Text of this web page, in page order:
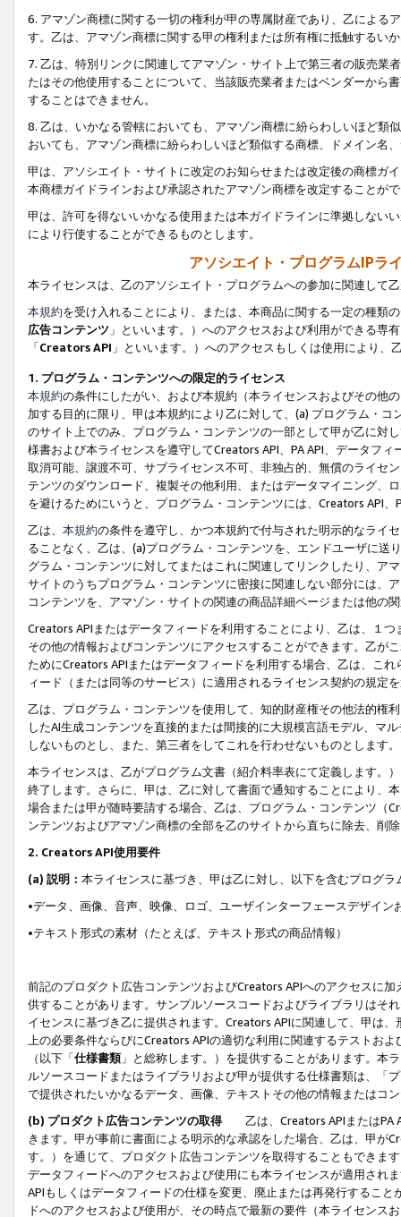
6. アマゾン商標に関する一切の権利が甲の専属財産であり、乙による
す。乙は、アマゾン商標に関する甲の権利または所有権に抵触するい
7. 乙は、特別リンクに関連してアマゾン・サイト上で第三者の販売
たはその他使用することについて、当該販売業者またはベンダーから
することはできません。
8. 乙は、いかなる管轄においても、アマゾン商標に紛らわしいほど類
おいても、アマゾン商標に紛らわしいほど類似する商標、ドメイン名
甲は、アソシエイト・サイトに改定のお知らせまたは改定後の商標ガ
本商標ガイドラインおよび承認されたアマゾン商標を改定することが
甲は、許可を得ないいかなる使用または本ガイドラインに準拠しない
により行使することができるものとします。
アソシエイト・プログラムIPラ
本ライセンスは、乙のアソシエイト・プログラムへの参加に関連して
本規約を受け入れることにより、または、本商品に関する一定の種類
広告コンテンツ 」といいます。）へのアクセスおよび利用ができる専
「Creators API 」といいます。）へのアクセスもしくは使用により
1. プログラム・コンテンツへの限定的ライセンス
本規約の条件にしたがい、および本規約（本ライセンスおよびその他
加する目的に限り、甲は本規約により乙に対して、(a) プログラム・
のサイト上でのみ、プログラム・コンテンツの一部として甲が乙に対
様書および本ライセンスを遵守してCreators API、PA API、データフ
取消可能、譲渡不可、サブライセンス不可、非独占的、無償のライセ
テンツのダウンロード、複製その他利用、またはデータマイニング、
を避けるためにいうと、プログラム・コンテンツには、Creators API
乙は、 本規約の条件を遵守し、かつ本規約で付与された明示的なライ
ることなく、乙は、(a)プログラム・コンテンツを、エンドユーザに
グラム・コンテンツに対してまたはこれに関連してリンクしたり、ア
サイトのうちプログラム・コンテンツに密接に関連しない部分には、
コンテンツを、アマゾン・サイトの関連の商品詳細ページまたは他の
Creators APIまたはデータフィードを利用することにより、乙は、１
その他の情報およびコンテンツにアクセスすることができます。乙が
ためにCreators APIまたはデータフィードを利用する場合、乙は、こ
ィード（または同等のサービス）に適用されるライセンス契約の規定
乙は、プログラム・コンテンツを使用して、知的財産権その他法的権
したAI生成コンテンツを直接的または間接的に大規模言語モデル、マ
しないものとし、また、第三者をしてこれを行わせないものとします。
本ライセンスは、乙がプログラム文書（紹介料率表にて定義します。
終了します。さらに、甲は、乙に対して書面で通知することにより、
場合または甲が随時要請する場合、乙は、プログラム・コンテンツ（
ンテンツおよびアマゾン商標の全部を乙のサイトから直ちに除去、削
2. Creators API使用要件
(a) 説明： 本ライセンスに基づき、甲は乙に対し、以下を含むプログ
•データ、画像、音声、映像、ロゴ、ユーザインターフェースデザイ
•テキスト形式の素材（たとえば、テキスト形式の商品情報）
前記のプロダクト広告コンテンツおよびCreators APIへのアクセスに
供することがあります。サンプルソースコードおよびライブラリはそ
イセンスに基づき乙に提供されます。Creators APIに関連して、甲は
上の必要条件ならびにCreators APIの適切な利用に関連するテストお
（以下「仕様書類」と総称します。）を提供することがあります。本
ルソースコードまたはライブラリおよび甲が提供する仕様書類は、「
で提供されたいかなるデータ、画像、テキストその他の情報またはコ
(b) プロダクト広告コンテンツの取得
乙は、Creators APIまたはPA
きます。甲が事前に書面による明示的な承認をした場合、乙は、甲が
す。）を通じて、プロダクト広告コンテンツを取得することもできま
データフィードへのアクセスおよび使用にも本ライセンスが適用され
APIもしくはデータフィードの仕様を変更、廃止または再発行するこ
ドへのアクセスおよび使用が、その時点で最新の要件（本ライセン